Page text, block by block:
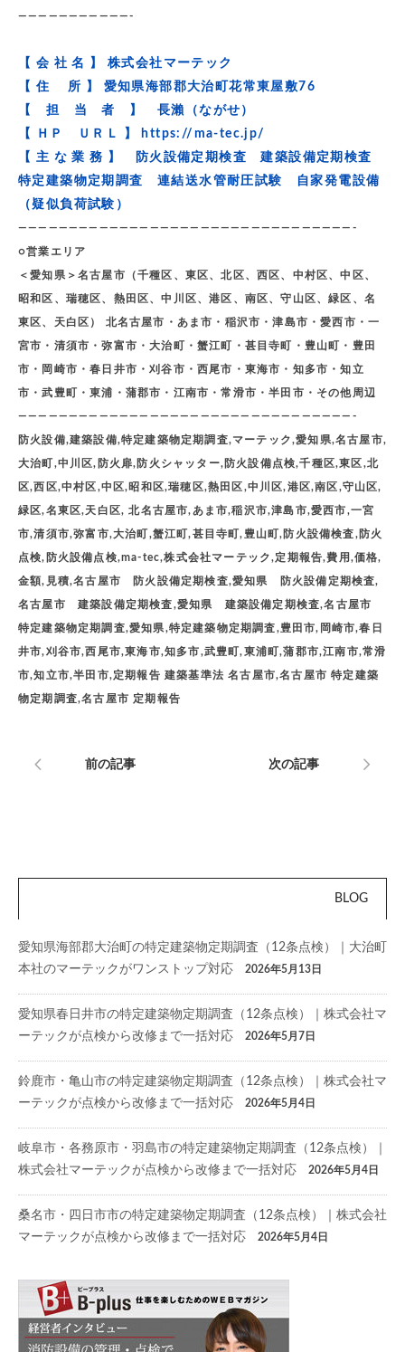
———————————-
【 会 社 名 】 株式会社マーテック
【 住 所 】 愛知県海部郡大治町花常東屋敷76
【 担 当 者 】 長瀨（ながせ）
【 ＨＰ ＵＲＬ 】
https://ma-tec.jp/
【 主 な 業 務 】 防火設備定期検査 建築設備定期検査
特定建築物定期調査 連結送水管耐圧試験 自家発電設備
（疑似負荷試験）
—————————————————————————————————-
○営業エリア
＜愛知県＞名古屋市（千種区、東区、北区、西区、中村区、中区、
昭和区、瑞穂区、熱田区、中川区、港区、南区、守山区、緑区、名
東区、天白区） 北名古屋市・あま市・稲沢市・津島市・愛西市・一
宮市・清須市・弥富市・大治町・蟹江町・甚目寺町・豊山町・豊田
市・岡崎市・春日井市・刈谷市・西尾市・東海市・知多市・知立
市・武豊町・東浦・蒲郡市・江南市・常滑市・半田市・その他周辺
—————————————————————————————————-
防火設備,建築設備,特定建築物定期調査,マーテック,愛知県,名古屋市,
大治町,中川区,防火扉,防火シャッター,防火設備点検,千種区,東区,北
区,西区,中村区,中区,昭和区,瑞穂区,熱田区,中川区,港区,南区,守山区,
緑区,名東区,天白区, 北名古屋市,あま市,稲沢市,津島市,愛西市,一宮
市,清須市,弥富市,大治町,蟹江町,甚目寺町,豊山町,防火設備検査,防火
点検,防火設備点検,ma-tec,株式会社マーテック,定期報告,費用,価格,
金額,見積,名古屋市 防火設備定期検査,愛知県 防火設備定期検査,
名古屋市 建築設備定期検査,愛知県 建築設備定期検査,名古屋市
特定建築物定期調査,愛知県,特定建築物定期調査,豊田市,岡崎市,春日
井市,刈谷市,西尾市,東海市,知多市,武豊町,東浦町,蒲郡市,江南市,常滑
市,知立市,半田市,定期報告 建築基準法 名古屋市,名古屋市 特定建築
物定期調査,名古屋市 定期報告
前の記事 次の記事
BLOG
愛知県海部郡大治町の特定建築物定期調査（12条点検）｜大治町
本社のマーテックがワンストップ対応
2026年5月13日
愛知県春日井市の特定建築物定期調査（12条点検）｜株式会社マ
ーテックが点検から改修まで一括対応
2026年5月7日
鈴鹿市・亀山市の特定建築物定期調査（12条点検）｜株式会社マ
ーテックが点検から改修まで一括対応
2026年5月4日
岐阜市・各務原市・羽島市の特定建築物定期調査（12条点検）｜
株式会社マーテックが点検から改修まで一括対応
2026年5月4日
桑名市・四日市市の特定建築物定期調査（12条点検）｜株式会社
マーテックが点検から改修まで一括対応
2026年5月4日